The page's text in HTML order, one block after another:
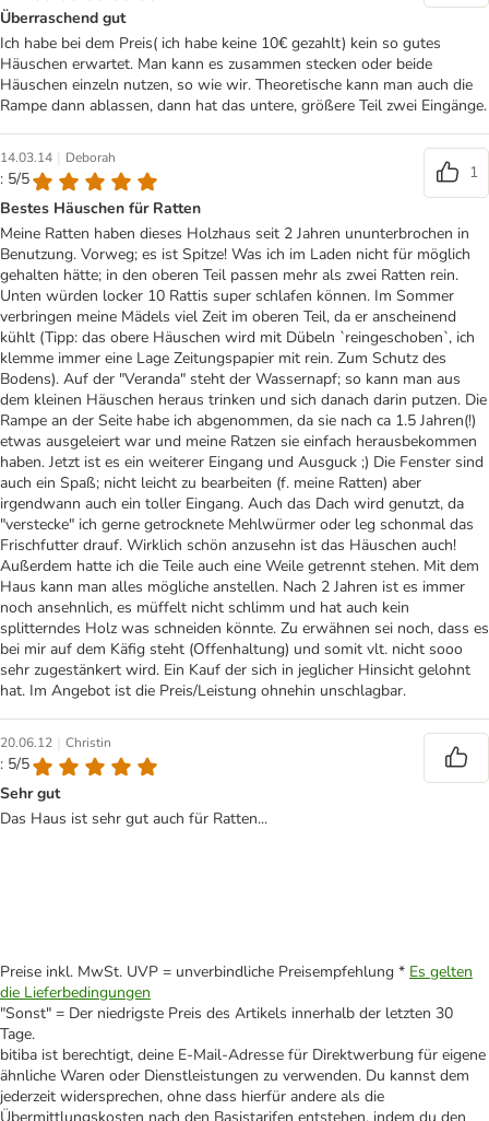
Überraschend gut
Ich habe bei dem Preis( ich habe keine 10€ gezahlt) kein so gutes
Häuschen erwartet. Man kann es zusammen stecken oder beide
Häuschen einzeln nutzen, so wie wir. Theoretische kann man auch die
Rampe dann ablassen, dann hat das untere, größere Teil zwei Eingänge.
14.03.14 | Deborah
: 5/5
1
Bestes Häuschen für Ratten
Meine Ratten haben dieses Holzhaus seit 2 Jahren ununterbrochen in
Benutzung. Vorweg; es ist Spitze! Was ich im Laden nicht für möglich
gehalten hätte; in den oberen Teil passen mehr als zwei Ratten rein.
Unten würden locker 10 Rattis super schlafen können. Im Sommer
verbringen meine Mädels viel Zeit im oberen Teil, da er anscheinend
kühlt (Tipp: das obere Häuschen wird mit Dübeln `reingeschoben`, ich
klemme immer eine Lage Zeitungspapier mit rein. Zum Schutz des
Bodens). Auf der "Veranda" steht der Wassernapf; so kann man aus
dem kleinen Häuschen heraus trinken und sich danach darin putzen. Die
Rampe an der Seite habe ich abgenommen, da sie nach ca 1.5 Jahren(!)
etwas ausgeleiert war und meine Ratzen sie einfach herausbekommen
haben. Jetzt ist es ein weiterer Eingang und Ausguck ;) Die Fenster sind
auch ein Spaß; nicht leicht zu bearbeiten (f. meine Ratten) aber
irgendwann auch ein toller Eingang. Auch das Dach wird genutzt, da
"verstecke" ich gerne getrocknete Mehlwürmer oder leg schonmal das
Frischfutter drauf. Wirklich schön anzusehn ist das Häuschen auch!
Außerdem hatte ich die Teile auch eine Weile getrennt stehen. Mit dem
Haus kann man alles mögliche anstellen. Nach 2 Jahren ist es immer
noch ansehnlich, es müffelt nicht schlimm und hat auch kein
splitterndes Holz was schneiden könnte. Zu erwähnen sei noch, dass es
bei mir auf dem Käfig steht (Offenhaltung) und somit vlt. nicht sooo
sehr zugestänkert wird. Ein Kauf der sich in jeglicher Hinsicht gelohnt
hat. Im Angebot ist die Preis/Leistung ohnehin unschlagbar.
20.06.12 | Christin
: 5/5
Sehr gut
Das Haus ist sehr gut auch für Ratten...
Preise inkl. MwSt. UVP = unverbindliche Preisempfehlung * Es gelten
die Lieferbedingungen
"Sonst" = Der niedrigste Preis des Artikels innerhalb der letzten 30
Tage.
bitiba ist berechtigt, deine E-Mail-Adresse für Direktwerbung für eigene
ähnliche Waren oder Dienstleistungen zu verwenden. Du kannst dem
jederzeit widersprechen, ohne dass hierfür andere als die